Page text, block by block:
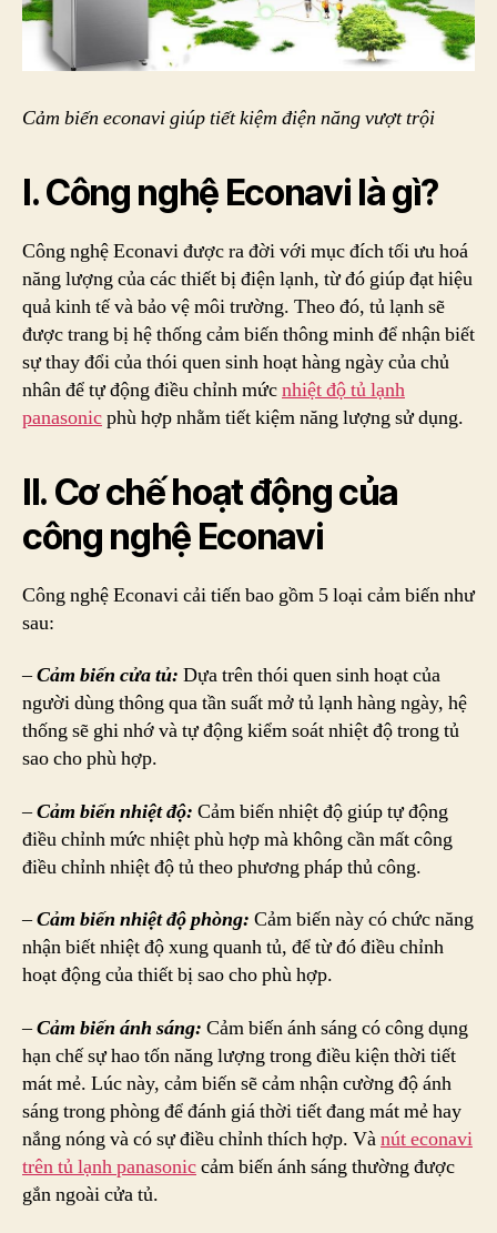
Cảm biến econavi giúp tiết kiệm điện năng vượt trội
I. Công nghệ Econavi là gì?
Công nghệ Econavi được ra đời với mục đích tối ưu hoá
năng lượng của các thiết bị điện lạnh, từ đó giúp đạt hiệu
quả kinh tế và bảo vệ môi trường. Theo đó, tủ lạnh sẽ
được trang bị hệ thống cảm biến thông minh để nhận biết
sự thay đổi của thói quen sinh hoạt hàng ngày của chủ
nhân để tự động điều chỉnh mứcnhiệt độ tủ lạnh
panasonicphù hợp nhằm tiết kiệm năng lượng sử dụng.
II. Cơ chế hoạt động của
công nghệ Econavi
Công nghệ Econavi cải tiến bao gồm 5 loại cảm biến như
sau:
–Cảm biến cửa tủ: Dựa trên thói quen sinh hoạt của
người dùng thông qua tần suất mở tủ lạnh hàng ngày, hệ
thống sẽ ghi nhớ và tự động kiểm soát nhiệt độ trong tủ
sao cho phù hợp.
–Cảm biến nhiệt độ: Cảm biến nhiệt độ giúp tự động
điều chỉnh mức nhiệt phù hợp mà không cần mất công
điều chỉnh nhiệt độ tủ theo phương pháp thủ công.
–Cảm biến nhiệt độ phòng: Cảm biến này có chức năng
nhận biết nhiệt độ xung quanh tủ, để từ đó điều chỉnh
hoạt động của thiết bị sao cho phù hợp.
–Cảm biến ánh sáng: Cảm biến ánh sáng có công dụng
hạn chế sự hao tốn năng lượng trong điều kiện thời tiết
mát mẻ. Lúc này, cảm biến sẽ cảm nhận cường độ ánh
sáng trong phòng để đánh giá thời tiết đang mát mẻ hay
nắng nóng và có sự điều chỉnh thích hợp. Vànút econavi
trên tủ lạnh panasoniccảm biến ánh sáng thường được
gắn ngoài cửa tủ.